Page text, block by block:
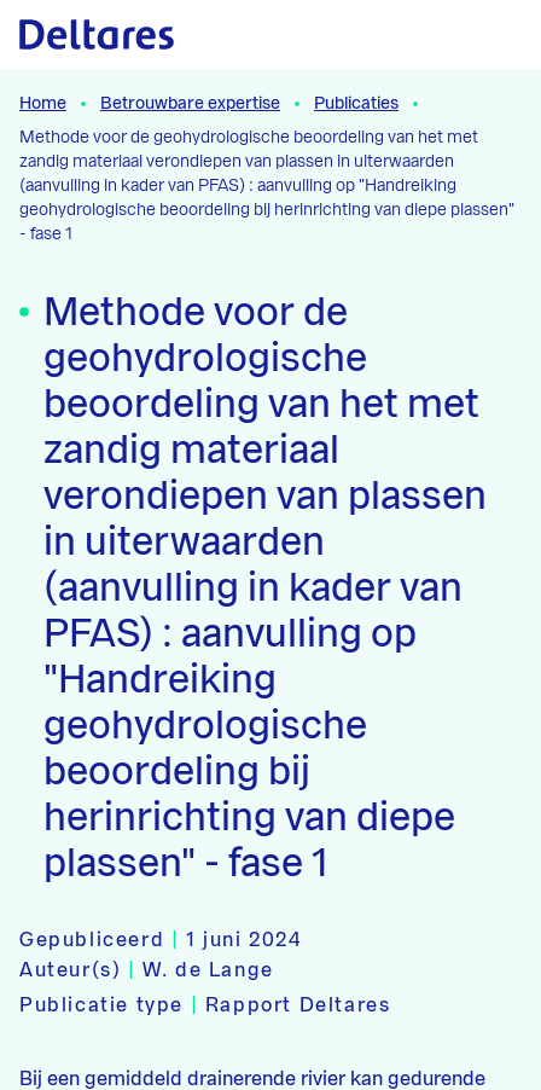
Naar hoofdcontent
Home Betrouwbare expertise
Publicaties
Methode voor de geohydrologische beoordeling van het met
zandig materiaal verondiepen van plassen in uiterwaarden
(aanvulling in kader van PFAS) : aanvulling op "Handreiking
geohydrologische beoordeling bij herinrichting van diepe plassen"
- fase 1
Methode voor de
geohydrologische
beoordeling van het met
zandig materiaal
verondiepen van plassen
in uiterwaarden
(aanvulling in kader van
PFAS) : aanvulling op
"Handreiking
geohydrologische
beoordeling bij
herinrichting van diepe
plassen" - fase 1
Gepubliceerd |1 juni 2024
Auteur(s)
|W. de Lange
Publicatie type
Rapport Deltares
Bij een gemiddeld drainerende rivier kan gedurende